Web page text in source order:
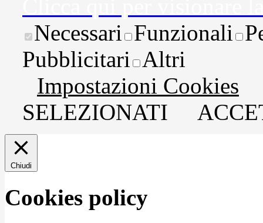
Necessari Funzionali
Pubblicitari Altri
Impostazioni Cookies
SELEZIONATI
Chiudi
Cookies policy